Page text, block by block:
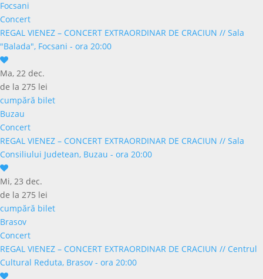
Focsani
Concert
REGAL VIENEZ – CONCERT EXTRAORDINAR DE CRACIUN // Sala
"Balada", Focsani - ora 20:00
Ma, 22 dec.
de la 275 lei
cumpără bilet
Buzau
Concert
REGAL VIENEZ – CONCERT EXTRAORDINAR DE CRACIUN // Sala
Consiliului Judetean, Buzau - ora 20:00
Mi, 23 dec.
de la 275 lei
cumpără bilet
Brasov
Concert
REGAL VIENEZ – CONCERT EXTRAORDINAR DE CRACIUN // Centrul
Cultural Reduta, Brasov - ora 20:00